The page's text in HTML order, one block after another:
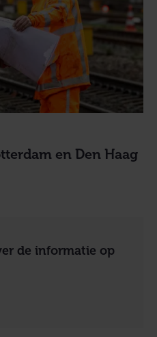
en Den Haag
de informatie op